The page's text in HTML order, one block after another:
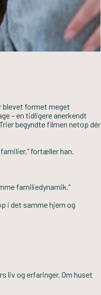
blevet formet meget
– en tidligere anerkendt
begyndte filmen netop dér
fortæller han.
familiedynamik.”
i det samme hjem og
liv og erfaringer. Om huset